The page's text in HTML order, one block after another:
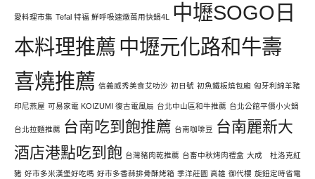
愛料理市集 Tefal 特福 鮮呼吸速燉萬用快鍋4L
中壢SOGO日
本料理推薦 中壢元化路和牛壽
喜燒推薦 信義威秀美食艾叻沙 初日號 初魚鐵板燒包廂 匈牙利綿羊豬
印尼燕屋 可易家電 KOIZUMI 復古電風扇 台北中山區和牛推薦 台北公館平價小火鍋
台北拉麵推薦 台南吃到飽推薦 台南咖啡豆
台南麗新大
酒店港點吃到飽 台灣豬肉乾推薦 台畜中秋烤肉禮盒 大成 杜洛克紅
豬 好市多米漢堡好吃嗎 好市多香蒜排骨酥烤箱 季洋莊園 高雄 御代櫻 旋鈕定時省電